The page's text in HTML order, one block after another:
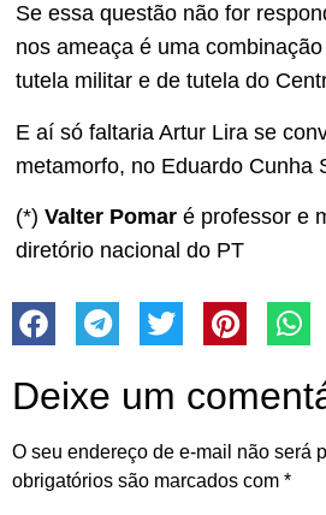
Se essa questão não for
nos ameaça é uma
tutela militar e de tutela do
E aí só faltaria Artur Lira se
metamorfo, no Eduardo Cunha
(*) Valter Pomar é professor e
diretório nacional do PT
Deixe um
O seu endereço de e-mail não será
obrigatórios são marcados com *